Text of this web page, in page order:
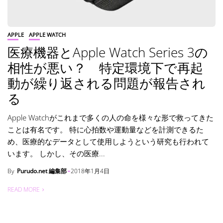
APPLE APPLE WATCH
医療機器とApple Watch Series 3の
相性が悪い？ 特定環境下で再起
動が繰り返される問題が報告され
る
Apple Watchがこれまで多くの人の命を様々な形で救ってきた
ことは有名です。 特に心拍数や運動量などを計測できるた
め、医療的なデータとして使用しようという研究も行われて
います。 しかし、その医療...
By Purudo.net 編集部 2018年1月4日
READ MORE